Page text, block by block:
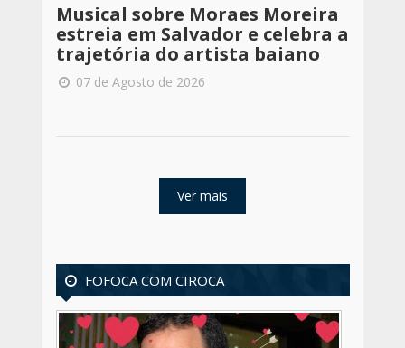
Musical sobre Moraes Moreira
estreia em Salvador e celebra a
trajetória do artista baiano
07 de Agosto de 2026
Ver mais
FOFOCA COM CIROCA